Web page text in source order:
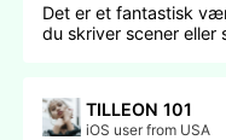
Det er et fantastisk
du skriver scener eller
TILLEON 101
iOS user from USA